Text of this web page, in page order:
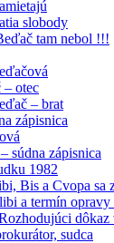
slobody
tam nebol !!!
– otec
– brat
zápisnica
súdna zápisnica
1982
Bis a Cvopa sa
a termín opravy
sudca